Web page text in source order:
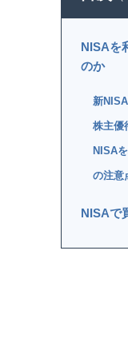
NISAを
のか
新
株主優
NISA
の注意
NISAで
おすす